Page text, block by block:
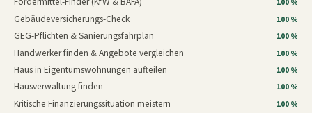
100 %
Gebäudeversicherungs-Check 100 %
GEG-Pflichten & Sanierungsfahrplan 100 %
Handwerker finden & Angebote vergleichen 100 %
Haus in Eigentumswohnungen aufteilen 100 %
Hausverwaltung finden 100 %
Kritische Finanzierungssituation meistern 100 %